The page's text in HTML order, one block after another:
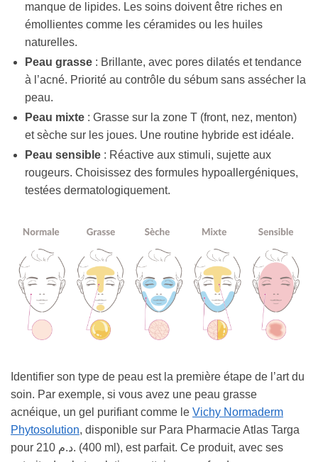
manque de lipides. Les soins doivent être riches en
émollientes comme les céramides ou les huiles
naturelles.
Peau grasse : Brillante, avec pores dilatés et tendance
à l’acné. Priorité au contrôle du sébum sans assécher la
peau.
Peau mixte : Grasse sur la zone T (front, nez, menton)
et sèche sur les joues. Une routine hybride est idéale.
Peau sensible : Réactive aux stimuli, sujette aux
rougeurs. Choisissez des formules hypoallergéniques,
testées dermatologiquement.
Identifier son type de peau est la première étape de l’art du
soin. Par exemple, si vous avez une peau grasse
acnéique, un gel purifiant comme le Vichy Normaderm
Phytosolution, disponible sur Para Pharmacie Atlas Targa
pour 210 د.م. (400 ml), est parfait. Ce produit, avec ses